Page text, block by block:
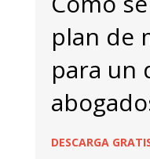
plan de
para un
DESCARGA